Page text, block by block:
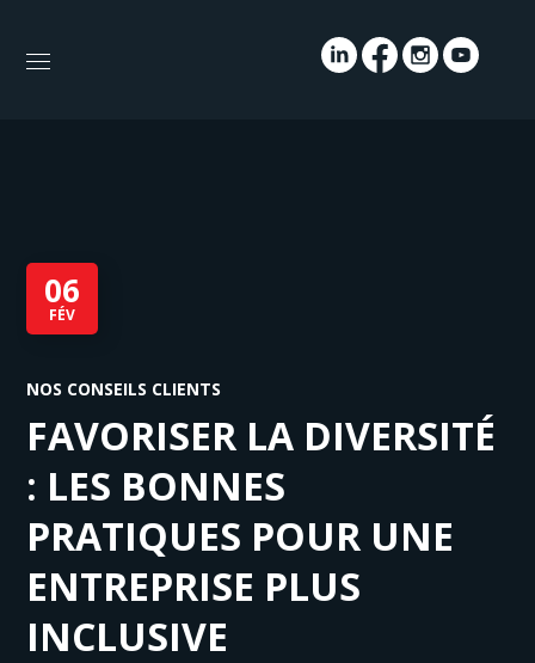
06
FÉV
NOS CONSEILS CLIENTS
FAVORISER LA DIVERSITÉ
: LES BONNES
PRATIQUES POUR UNE
ENTREPRISE PLUS
INCLUSIVE